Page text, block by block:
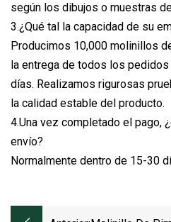
según los dibujos o muestras
3.¿Qué tal la capacidad de su
Producimos 10,000 molinillos
la entrega de todos los
días. Realizamos rigurosas
la calidad estable del producto.
4.Una vez completado el pago,
envío?
Normalmente dentro de 15-30